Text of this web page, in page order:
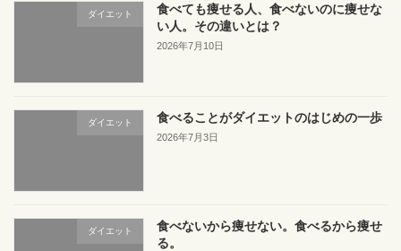
ダイエット
食べても痩せる人、食べないのに痩せな
い人。その違いとは？
2026年7月10日
ダイエット 食べることがダイエットのはじめの一歩
2026年7月3日
ダイエット
食べないから痩せない。食べるから痩せ
る。